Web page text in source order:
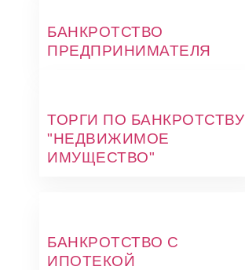
БАНКРОТСТВО
ПРЕДПРИНИМАТЕЛЯ
ТОРГИ ПО БАНКРОТСТВУ
"НЕДВИЖИМОЕ
ИМУЩЕСТВО"
БАНКРОТСТВО С
ИПОТЕКОЙ